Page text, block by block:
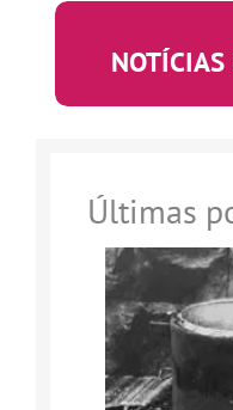
NOTÍCIAS
Últimas